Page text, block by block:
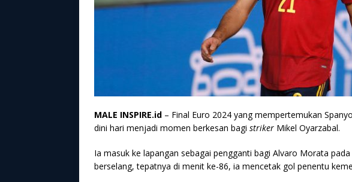
MALE INSPIRE.id – Final Euro 2024 yang mempertemukan
dini hari menjadi momen berkesan bagi striker Mikel Oyarzabal.
Ia masuk ke lapangan sebagai pengganti bagi Alvaro Morata
berselang, tepatnya di menit ke-86, ia mencetak gol penentu